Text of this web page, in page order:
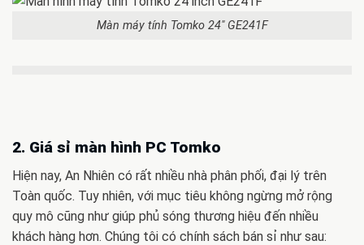
Màn máy tính Tomko 24″ GE241F
2. Giá sỉ màn hình PC Tomko
Hiện nay, An Nhiên có rất nhiều nhà phân phối, đại lý trên
Toàn quốc. Tuy nhiên, với mục tiêu không ngừng mở rộng
quy mô cũng như giúp phủ sóng thương hiệu đến nhiều
khách hàng hơn. Chúng tôi có chính sách bán sỉ như sau: